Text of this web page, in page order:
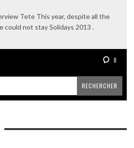
Tete This year, despite all the
could not stay Solidays 2013 .
0